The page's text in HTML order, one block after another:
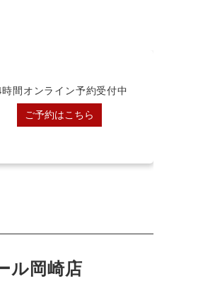
時間オンライン予約受付中
ご予約はこちら
ル岡崎店